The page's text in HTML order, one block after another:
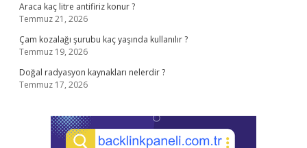
Araca kaç litre antifiriz konur ?
Temmuz 21, 2026
Çam kozalağı şurubu kaç yaşında kullanılır ?
Temmuz 19, 2026
Doğal radyasyon kaynakları nelerdir ?
Temmuz 17, 2026